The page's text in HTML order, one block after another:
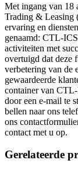
Met ingang van 18
Trading & Leasing
ervaring en
genaamd: CTL-
activiteiten met
overtuigd dat deze
verbetering van de
gewaardeerde
container van
door een e-mail te
bellen naar ons
ons
contact met u op.
Gerelateerde